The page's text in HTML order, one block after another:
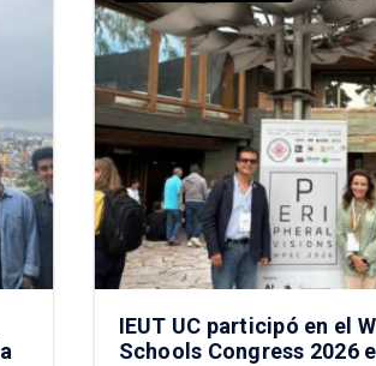
IEUT UC participó en el
Schools Congress 2026